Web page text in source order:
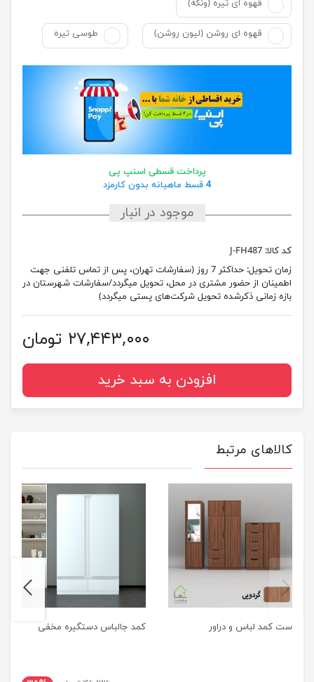
قهوه ای تیره (ونگه)
قهوه ای روشن (لیون روشن) طوسی تیره
پرداخت قسطی اسنپ پی
4 قسط ماهیانه بدون کارمزد
موجود در انبار
کد کالا: J-FH487
زمان تحویل:
حداکثر 7 روز (سفارشات تهران، پس از تماس تلفنی جهت
اطمینان از حضور مشتری در محل، تحویل میگردد/سفارشات شهرستان در
بازه زمانی ذکرشده تحویل شرکت‌های پستی میگردد)
۲۷,۴۴۳,۰۰۰ تومان
افزودن به سبد خرید
کالاهای مرتبط
ست کمد لباس و دراور کمد جالباس دستگیره مخفی
previus